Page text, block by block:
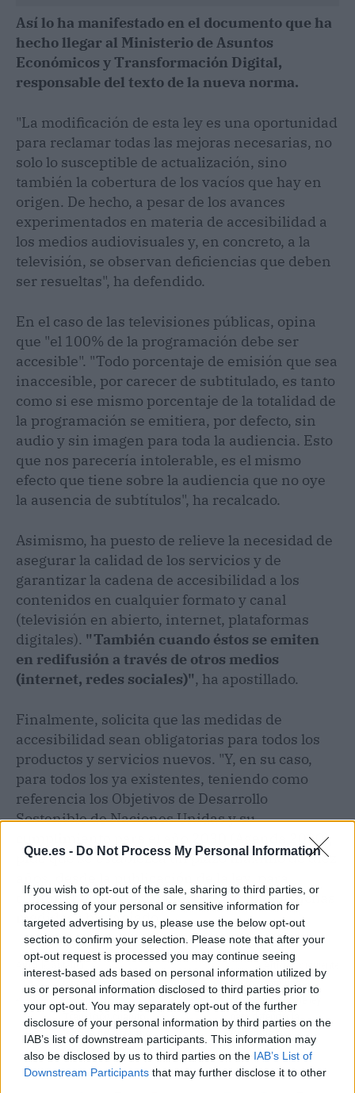
Que.es - Do Not Process My Personal Information
If you wish to opt-out of the sale, sharing to third parties, or
processing of your personal or sensitive information for
targeted advertising by us, please use the below opt-out
section to confirm your selection. Please note that after your
opt-out request is processed you may continue seeing
interest-based ads based on personal information utilized by
us or personal information disclosed to third parties prior to
your opt-out. You may separately opt-out of the further
disclosure of your personal information by third parties on the
IAB’s list of downstream participants. This information may
also be disclosed by us to third parties on the IAB’s List of
Downstream Participants that may further disclose it to other
Así lo ha manifestado en el documento que ha
hecho llegar al Ministerio de Asuntos
Económicos y Transformación Digital,
responsable del texto de la nueva norma.
"La modificación de esta ley es una oportunidad
para reclamar todas las mejoras necesarias, no
solo lo susceptible de actualización, sino
también la cobertura de los vacíos que hay en
origen. De hecho, a pesar de los avances
experimentados en materia de accesibilidad a
los medios audiovisuales y, en concreto, a la
televisión, se observan deficiencias que deben
ser resueltas", ha defendido.
En el caso de las televisiones públicas, opina
que "el 100% de la programación debe ser
accesible". "Todo porcentaje de emisión que sea
inaccesible, por carecer de subtitulado, es tanto
como si ese mismo porcentaje de la totalidad de
la programación se emitiera, por defecto, sin
audio y sin imagen para toda la audiencia. Esto
que nos parecería intolerable, es el mismo
efecto que tiene sobre la audiencia que no oye
la ausencia de subtítulos", ha recalcado.
Asimismo, ha puesto de relieve la necesidad de
asegurar la calidad de los servicios y de
garantizar la cadena de accesibilidad a los
contenidos en cualquier formato y canal
(televisión en abierto, internet, plataformas
digitales). "También cuando éstos se emiten
en redifusión a través de otros medios
(internet, redes sociales)", ha apostillado.
Finalmente, solicita que las medidas de
accesibilidad sean obligatorias para todos los
productos y servicios nuevos. "Y, en su caso,
para todos los ya existentes, teniendo como
referencia los Objetivos de Desarrollo
Sostenible de Naciones Unidas y su
cumplimiento para el año 2030 (Agenda 2030),
pide que se establezca un plazo máximo de diez
culminar el proceso de incorporación de dichas
medidas", ha zanjado.
Artículo anterior
Moreno reivindica la
Constitución y
Transición cuando
"socios del Gobierno
quieren destruir el país"
Artículo siguiente
Cs presenta una
proposición no de ley
para defender la
Constitución